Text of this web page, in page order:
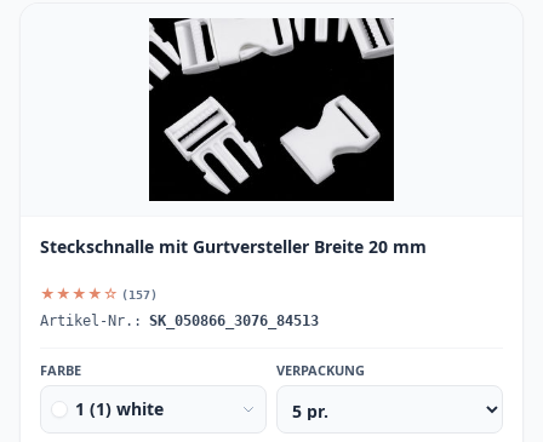
Steckschnalle mit Gurtversteller Breite 20 mm
★★★★☆ (157)
Artikel-Nr.: SK_050866_3076_84513
FARBE
1 (1) white
VERPACKUNG